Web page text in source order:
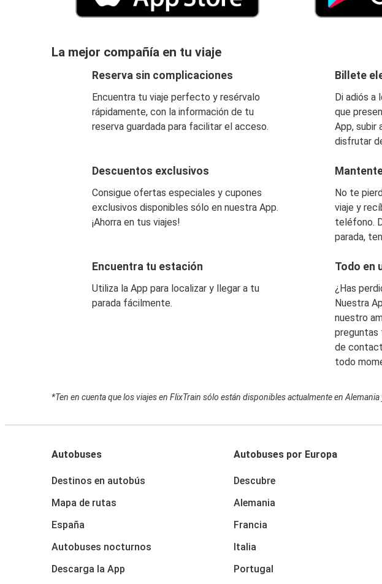
La mejor compañía en tu viaje
Reserva sin complicaciones
Encuentra tu viaje perfecto y resérvalo
rápidamente, con la información de tu
reserva guardada para facilitar el acceso.
Billete
Di adiós a
que
App, subir
disfrutar
Descuentos exclusivos
Consigue ofertas especiales y cupones
exclusivos disponibles sólo en nuestra App.
¡Ahorra en tus viajes!
No te
viaje y
teléfono.
parada,
Encuentra tu estación
Utiliza la App para localizar y llegar a tu
parada fácilmente.
Todo en
¿Has
Nuestra
nuestro
preguntas
de
todo
*Ten en cuenta que los viajes en FlixTrain sólo están disponibles actualmente en Alemania
Autobuses
Destinos en autobús
Mapa de rutas
España
Autobuses nocturnos
Descarga la App
Autobuses por Europa
Descubre
Alemania
Francia
Italia
Portugal